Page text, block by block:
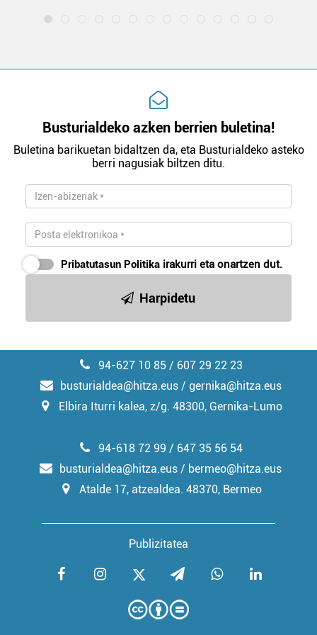
Busturialdeko azken berrien buletina!
Buletina barikuetan bidaltzen da, eta Busturialdeko asteko
berri nagusiak biltzen ditu.
Pribatutasun Politika irakurri eta onartzen dut.
Harpidetu
94-627 10 85 / 607 29 22 23
busturialdea@hitza.eus / gernika@hitza.eus
Elbira Iturri kalea, z/g. 48300, Gernika-Lumo
Publizitatea
94-618 72 99 / 647 35 56 54
busturialdea@hitza.eus / bermeo@hitza.eus
Atalde 17, atzealdea. 48370, Bermeo